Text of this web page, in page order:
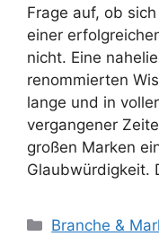
Frage auf, ob
einer
nicht. Eine
renommierten
lange und in
vergangener
großen Marken
Glaubwürdigkeit.
Kategorien
Branche &